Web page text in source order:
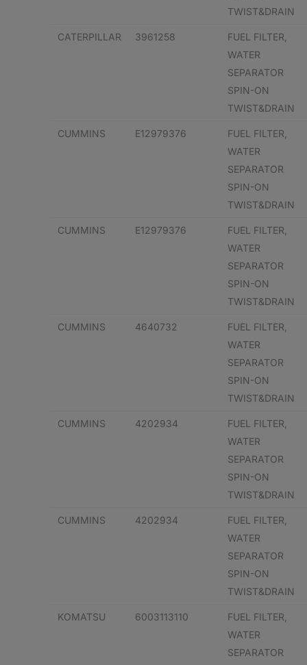
TWIST&DRAIN
CATERPILLAR 3961258
FUEL FILTER,
WATER
SEPARATOR
SPIN-ON
TWIST&DRAIN
CUMMINS E12979376
FUEL FILTER,
WATER
SEPARATOR
SPIN-ON
TWIST&DRAIN
CUMMINS E12979376
FUEL FILTER,
WATER
SEPARATOR
SPIN-ON
TWIST&DRAIN
CUMMINS 4640732
FUEL FILTER,
WATER
SEPARATOR
SPIN-ON
TWIST&DRAIN
CUMMINS 4202934
FUEL FILTER,
WATER
SEPARATOR
SPIN-ON
TWIST&DRAIN
CUMMINS 4202934
FUEL FILTER,
WATER
SEPARATOR
SPIN-ON
TWIST&DRAIN
KOMATSU 6003113110
FUEL FILTER,
WATER
SEPARATOR